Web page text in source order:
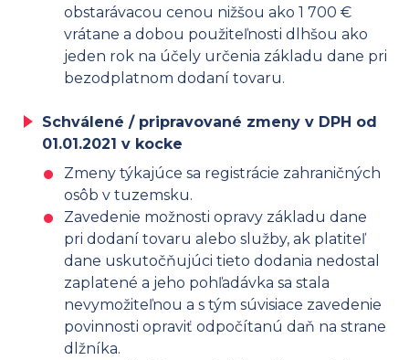
obstarávacou cenou nižšou ako 1 700 €
vrátane a dobou použiteľnosti dlhšou ako
jeden rok na účely určenia základu dane pri
bezodplatnom dodaní tovaru.
Schválené / pripravované zmeny v DPH od
01.01.2021 v kocke
Zmeny týkajúce sa registrácie zahraničných
osôb v tuzemsku.
Zavedenie možnosti opravy základu dane
pri dodaní tovaru alebo služby, ak platiteľ
dane uskutočňujúci tieto dodania nedostal
zaplatené a jeho pohľadávka sa stala
nevymožiteľnou a s tým súvisiace zavedenie
povinnosti opraviť odpočítanú daň na strane
dlžníka.